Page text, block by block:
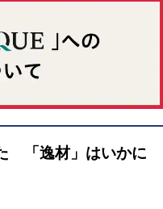
「逸材」はいかに